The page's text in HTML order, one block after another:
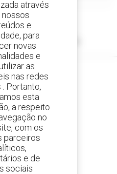
à sua pesquisa.
alertas
equipamentos usados
todo o mundo
através
nossos
e
para
novas
e
as
nas redes
Portanto,
esta
a respeito
no
com os
parceiros
e de
sociais